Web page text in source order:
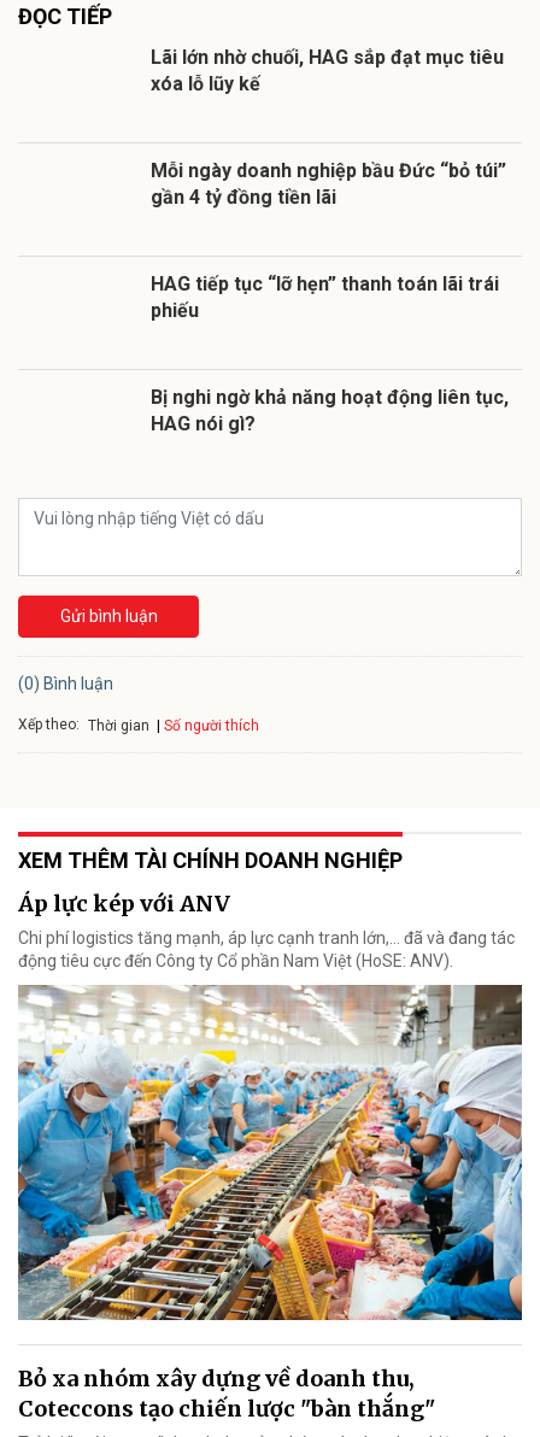
ĐỌC TIẾP
Lãi lớn nhờ chuối, HAG sắp đạt mục tiêu
xóa lỗ lũy kế
Mỗi ngày doanh nghiệp bầu Đức “bỏ túi”
gần 4 tỷ đồng tiền lãi
HAG tiếp tục “lỡ hẹn” thanh toán lãi trái
phiếu
Bị nghi ngờ khả năng hoạt động liên tục,
HAG nói gì?
Gửi bình luận
(0) Bình luận
Xếp theo: Thời gian Số người thích
XEM THÊM TÀI CHÍNH DOANH NGHIỆP
Áp lực kép với ANV
Chi phí logistics tăng mạnh, áp lực cạnh tranh lớn,... đã và đang tác
động tiêu cực đến Công ty Cổ phần Nam Việt (HoSE: ANV).
Bỏ xa nhóm xây dựng về doanh thu,
Coteccons tạo chiến lược "bàn thắng"